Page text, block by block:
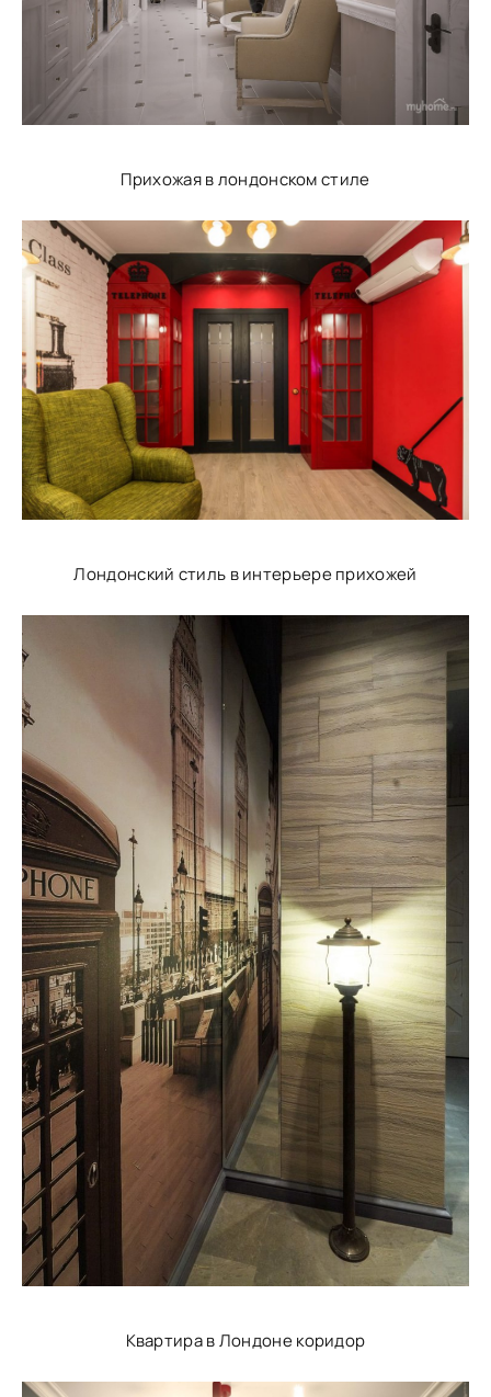
Прихожая в лондонском стиле
Лондонский стиль в интерьере прихожей
Квартира в Лондоне коридор